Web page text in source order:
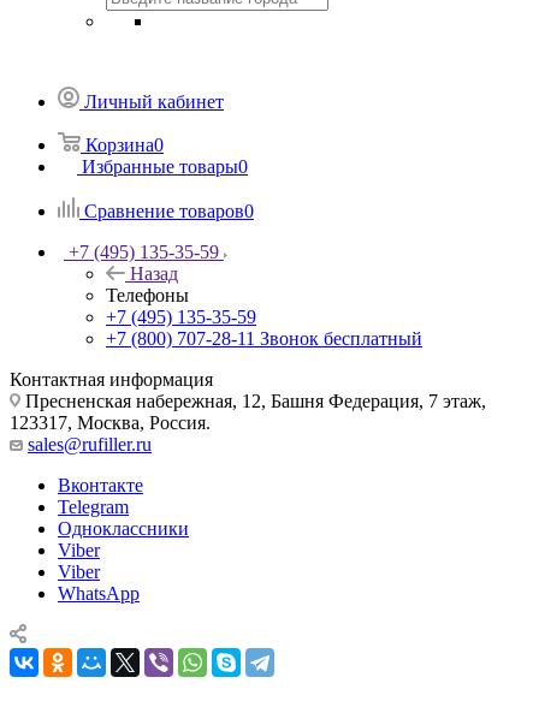
Личный кабинет
Корзина0
Избранные товары0
Сравнение товаров0
+7 (495) 135-35-59
Назад
Телефоны
+7 (495) 135-35-59
+7 (800) 707-28-11 Звонок бесплатный
Контактная информация
Пресненская набережная, 12, Башня Федерация, 7 этаж,
123317, Москва, Россия.
sales@rufiller.ru
Вконтакте
Telegram
Одноклассники
Viber
Viber
WhatsApp